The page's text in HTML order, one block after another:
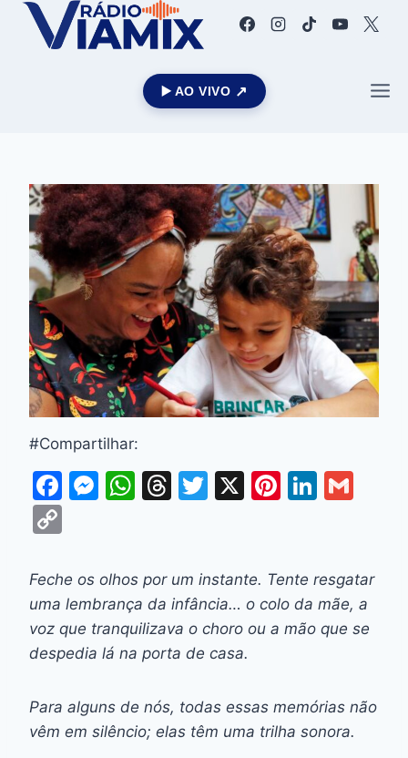
▶️ AO VIVO
#Compartilhar:
F
e
b
o
o
M
s
e
n
g
W
s
A
p
p
T
a
d
s
T
er
X
Pi
e
st
Li
e
dI
n
l
p
y
Li
n
k
Feche os olhos por um instante. Tente resgatar
uma lembrança da infância… o colo da mãe, a
voz que tranquilizava o choro ou a mão que se
despedia lá na porta de casa.
Para alguns de nós, todas essas memórias não
vêm em silêncio; elas têm uma trilha sonora.